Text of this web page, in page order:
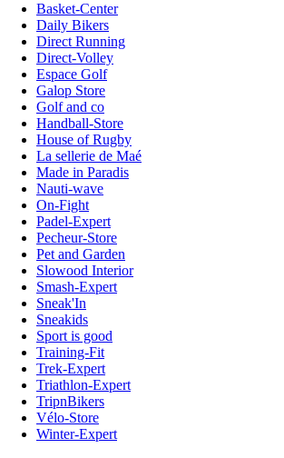
Basket-Center
Daily Bikers
Direct Running
Direct-Volley
Espace Golf
Galop Store
Golf and co
Handball-Store
House of Rugby
La sellerie de Maé
Made in Paradis
Nauti-wave
On-Fight
Padel-Expert
Pecheur-Store
Pet and Garden
Slowood Interior
Smash-Expert
Sneak'In
Sneakids
Sport is good
Training-Fit
Trek-Expert
Triathlon-Expert
TripnBikers
Vélo-Store
Winter-Expert